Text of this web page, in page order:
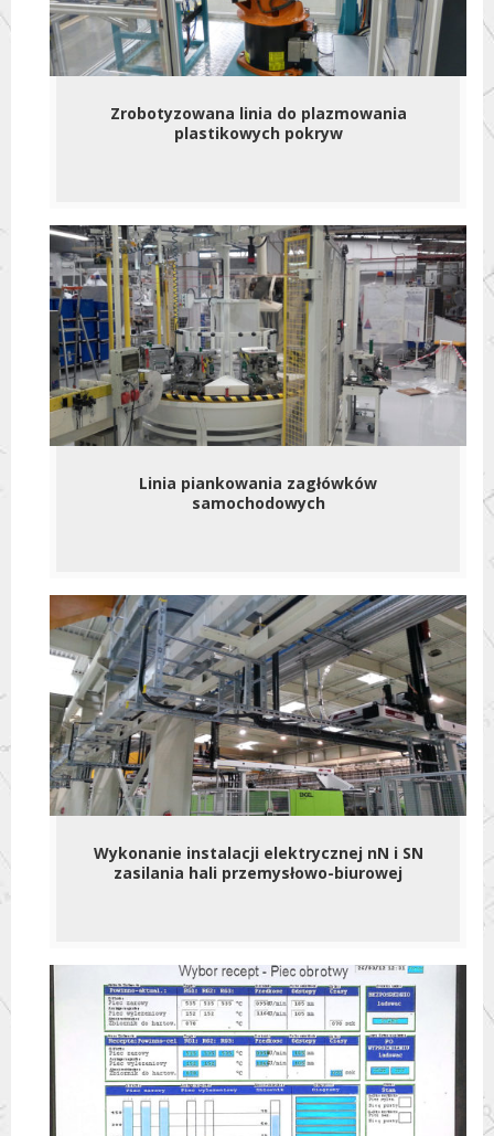
Zrobotyzowana linia do plazmowania
plastikowych pokryw
Linia piankowania zagłówków
samochodowych
Wykonanie instalacji elektrycznej nN i SN
zasilania hali przemysłowo-biurowej